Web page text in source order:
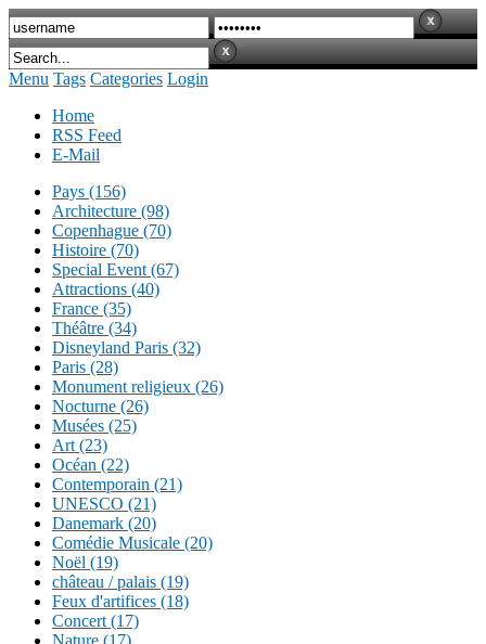
Menu Tags Categories Login
Home
RSS Feed
E-Mail
Pays (156)
Architecture (98)
Copenhague (70)
Histoire (70)
Special Event (67)
Attractions (40)
France (35)
Théâtre (34)
Disneyland Paris (32)
Paris (28)
Monument religieux (26)
Nocturne (26)
Musées (25)
Art (23)
Océan (22)
Contemporain (21)
UNESCO (21)
Danemark (20)
Comédie Musicale (20)
Noël (19)
château / palais (19)
Feux d'artifices (18)
Concert (17)
Nature (17)